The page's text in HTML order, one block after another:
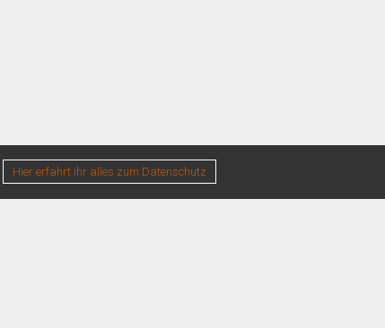
Hier erfahrt ihr alles zum Datenschutz